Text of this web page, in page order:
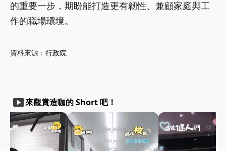
的重要一步，期盼能打造更有韌性、兼顧家庭與工
作的職場環境。
資料來源： 行政院
smart_display來觀賞造咖的 Short 吧！